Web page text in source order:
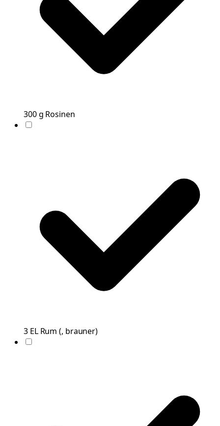
300g Rosinen
3 EL Rum (, brauner)